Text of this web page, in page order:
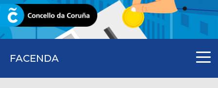
FACENDA
CORUNA.GAL